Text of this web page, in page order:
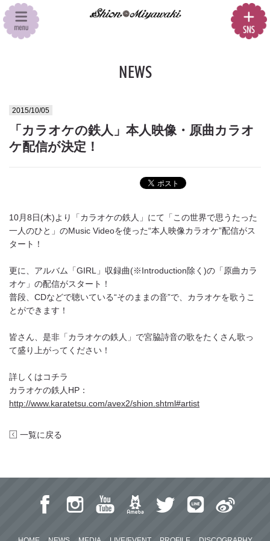
NEWS
2015/10/05
「カラオケの鉄人」本人映像・原曲カラオ
ケ配信が決定！
10月8日(木)より「カラオケの鉄人」にて「この世界で思うたった
一人のひと」のMusic Videoを使った“本人映像カラオケ”配信がス
タート！
更に、アルバム「GIRL」収録曲(※Introduction除く)の「原曲カラ
オケ」の配信がスタート！
普段、CDなどで聴いている“そのままの音”で、カラオケを歌うこ
とができます！
皆さん、是非「カラオケの鉄人」で宮脇詩音の歌をたくさん歌っ
て盛り上がってください！
詳しくはコチラ
カラオケの鉄人HP：
http://www.karatetsu.com/avex2/shion.shtml#artist
一覧に戻る